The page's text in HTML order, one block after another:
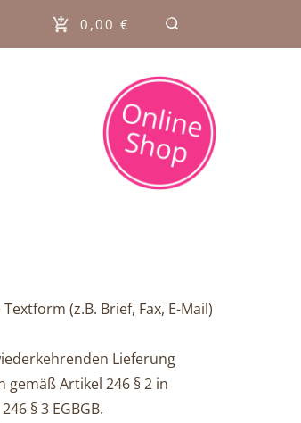
0,00 €
(z.B. Brief, Fax, E-Mail)
Lieferung
Artikel 246 § 2 in
§ 3 EGBGB.